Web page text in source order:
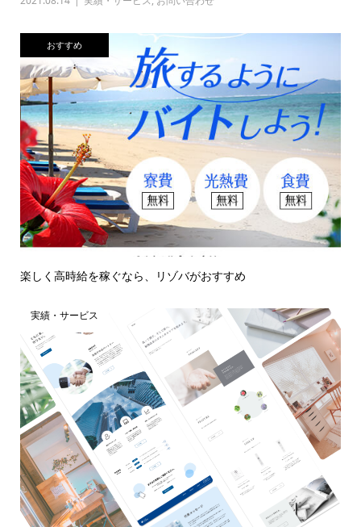
おすすめ
楽しく高時給を稼ぐなら、リゾバがおすすめ
実績・サービス